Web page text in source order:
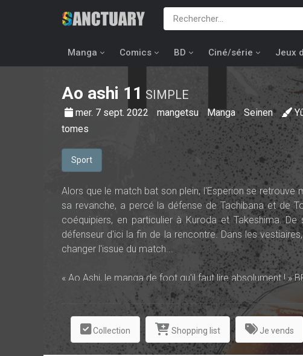
Manga Comics BD Ciné/série Jeux
Ao ashi 11 SIMPLE
mer. 7 sept. 2022 mangetsu Manga Seinen
tomes
Sport
Alors que le match bat son plein, l'Esperion se retrouve
sa revanche, a percé la défense de Tachibana et de
coéquipiers, en particulier à Kuroda et Takeshima.
défenseur d'ici la fin de la rencontre. Dans les
changer l'issue du match...
« Ao Ashi, le manga de foot qu'il faut lire absolument ! »
Écrit et dessiné par Yûgo Kobayashi et édité depuis
des Manga Awards en 2019, une des récompenses les
Une adaptation animée est en cours de diffusion,
Collection Shopping list Je vends